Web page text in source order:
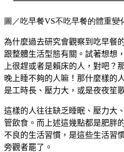
圖／吃早餐VS不吃早餐的體重變
為什麼過去研究會觀察到吃早餐
跟整體生活型態有關。試著想想
上很趕或者是賴床的人，對吧？
晚上睡不夠的人嘛！那什麼樣的
是工時長、壓力大，或是夜夜笙
這樣的人往往缺乏睡眠、壓力大
管飲食。而上述這幾點都是肥胖
不良的生活習慣，是這些生活習
旁觀者罷了。